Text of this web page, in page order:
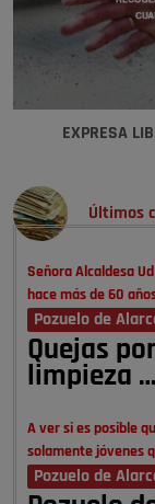
EXPRESA
Últimos
Señora Alcaldesa
hace más de 60
Pozuelo de
Quejas
limpieza …
A ver si es posible
solamente jóvenes
Pozuelo de